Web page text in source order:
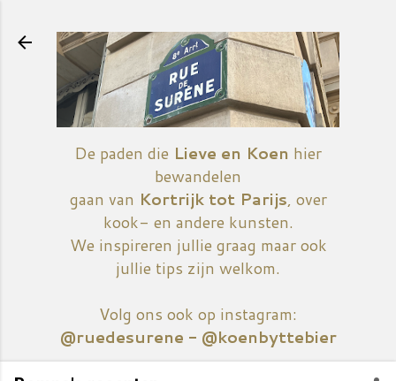
De paden die Lieve en Koen hier
bewandelen
gaan van Kortrijk tot Parijs, over
kook- en andere kunsten.
We inspireren jullie graag maar ook
jullie tips zijn welkom.
Volg ons ook op instagram:
@ruedesurene - @koenbyttebier